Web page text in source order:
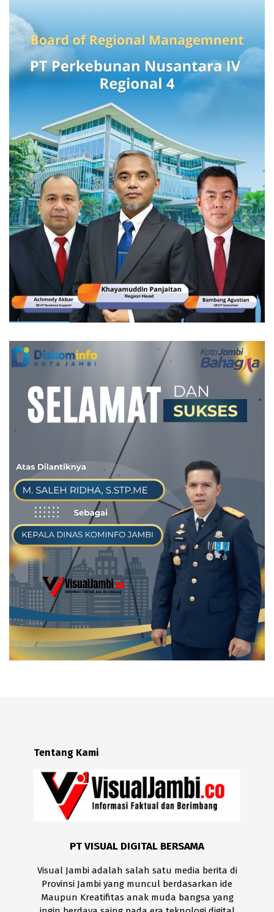
Tentang Kami
PT VISUAL DIGITAL BERSAMA
Visual Jambi adalah salah satu media berita di
Provinsi Jambi yang muncul berdasarkan ide
Maupun Kreatifitas anak muda bangsa yang